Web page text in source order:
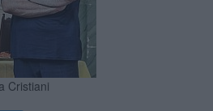
Cristiani